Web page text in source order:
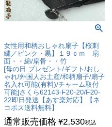
女性用和柄おしゃれ扇子【桜刺
繍／ピンク・黒】１９ｃｍ 扇
面・・綿/扇骨・・竹
[母の日 プレゼント/ギフト/おし
ゃれ/外国人お土産/和柄扇子/扇子
名入れ可能(有料)/チャーム取付
可能]さくら62143-F20-20/F20-
22即日発送【あす楽対応】【ネ
コポス送料無料】
通常販売価格 ¥2,530税込